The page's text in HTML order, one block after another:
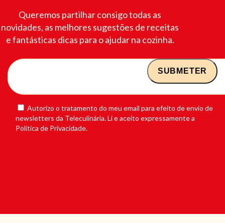
Queremos partilhar consigo todas as
novidades, as melhores sugestões de receitas
e fantásticas dicas para o ajudar na cozinha.
Autorizo o tratamento do meu email para efeito de envio de
newsletters da Teleculinária. Li e aceito expressamente a
Política de Privacidade.